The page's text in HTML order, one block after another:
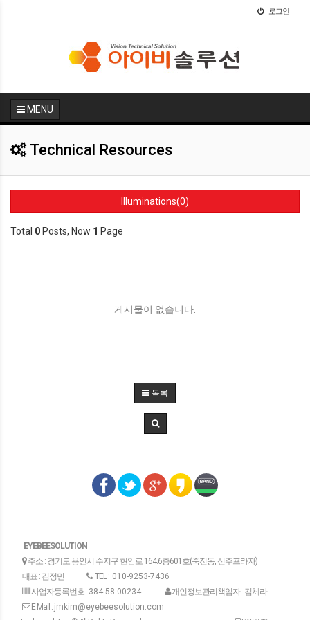
로그인
MENU
Technical Resources
Illuminations(0)
Total 0 Posts, Now 1 Page
게시물이 없습니다.
목록
EYEBEESOLUTION
주소 : 경기도 용인시 수지구 현암로 164.6층601호(죽전동, 신주프라자)
대표 : 김정민
TEL : 010-9253-7436
사업자등록번호 : 384-58-00234
개인정보관리책임자 : 김체라
E Mail : jmkim@eyebeesolution.com